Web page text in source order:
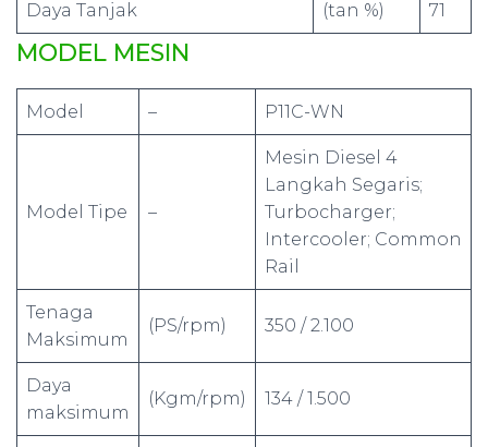
Daya Tanjak (tan %) 71
MODEL MESIN
Model – P11C-WN
Model Tipe –
Mesin Diesel 4
Langkah Segaris;
Turbocharger;
Intercooler; Common
Rail
Tenaga
Maksimum
(PS/rpm) 350 / 2.100
Daya
maksimum
(Kgm/rpm) 134 / 1.500